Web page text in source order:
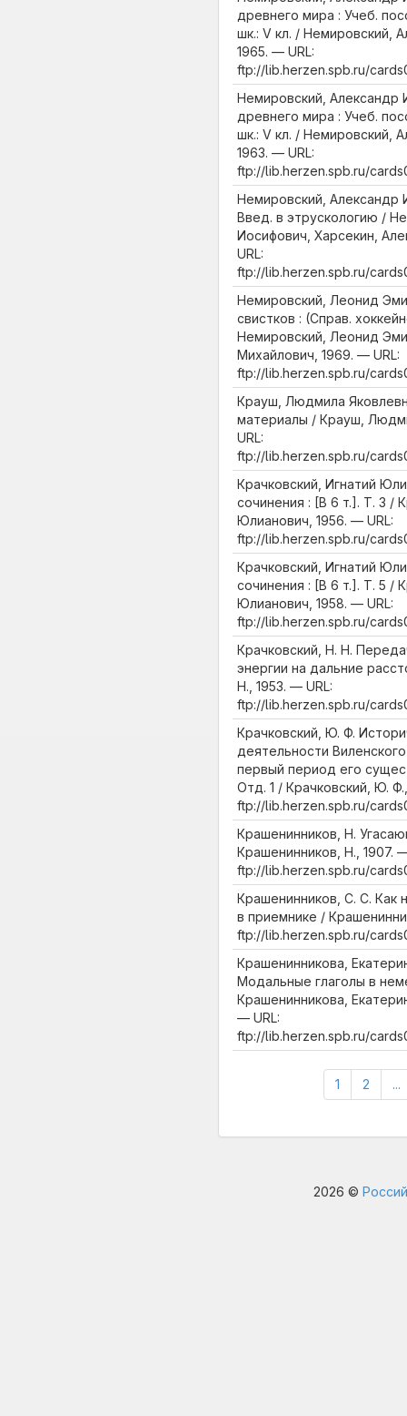
древнего мира : Учеб.
шк.: V кл. / Немировский,
1965. — URL:
ftp://lib.herzen.spb.ru/
Немировский, Александр
древнего мира : Учеб.
шк.: V кл. / Немировский,
1963. — URL:
ftp://lib.herzen.spb.ru/
Немировский, Александр
Введ. в этрускологию /
Иосифович, Харсекин,
URL:
ftp://lib.herzen.spb.ru/
Немировский, Леонид
свистков : (Справ.
Немировский, Леонид
Михайлович, 1969. — URL:
ftp://lib.herzen.spb.ru/
Крауш, Людмила
материалы / Крауш,
URL:
ftp://lib.herzen.spb.ru/
Крачковский, Игнатий
сочинения : [В 6 т.]. Т. 3 /
Юлианович, 1956. — URL:
ftp://lib.herzen.spb.ru/
Крачковский, Игнатий
сочинения : [В 6 т.]. Т. 5 /
Юлианович, 1958. — URL:
ftp://lib.herzen.spb.ru/
Крачковский, Н. Н.
энергии на дальние
Н., 1953. — URL:
ftp://lib.herzen.spb.ru/
Крачковский, Ю. Ф.
деятельности
первый период его
Отд. 1 / Крачковский, Ю.
ftp://lib.herzen.spb.ru/
Крашенинников, Н.
Крашенинников, Н., 1907.
ftp://lib.herzen.spb.ru/
Крашенинников, С. С. Как
в приемнике /
ftp://lib.herzen.spb.ru/
Крашенинникова,
Модальные глаголы в
Крашенинникова,
— URL:
ftp://lib.herzen.spb.ru/
1 2 ...
2026 ©